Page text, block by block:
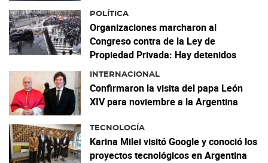
POLÍTICA
Organizaciones marcharon al
Congreso contra de la Ley de
Propiedad Privada: Hay detenidos
INTERNACIONAL
Confirmaron la visita del papa León
XIV para noviembre a la Argentina
TECNOLOGÍA
Karina Milei visitó Google y conoció los
proyectos tecnológicos en Argentina